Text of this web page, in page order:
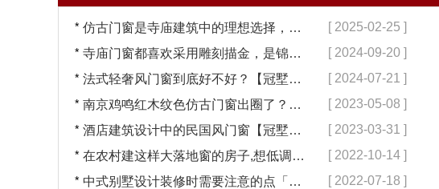
* 仿古门窗是寺庙建筑中的理想选择，换一次用终生【冠墅阳光】 [ 2025-02-25 ]
* 寺庙门窗都喜欢采用雕刻描金，是锦上添花吗？【冠墅阳光】 [ 2024-09-20 ]
* 法式轻奢风门窗到底好不好？【冠墅阳光】 [ 2024-07-21 ]
* 南京鸡鸣红木纹色仿古门窗出圈了？【冠墅阳光】 [ 2023-05-08 ]
* 酒店建筑设计中的民国风门窗【冠墅阳光】 [ 2023-03-31 ]
* 在农村建这样大落地窗的房子,想低调都难吧【冠墅阳光】 [ 2022-10-14 ]
* 中式别墅设计装修时需要注意的点「冠墅阳光」 [ 2022-07-18 ]